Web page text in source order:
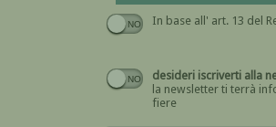
la newsletter ti terrà
fiere